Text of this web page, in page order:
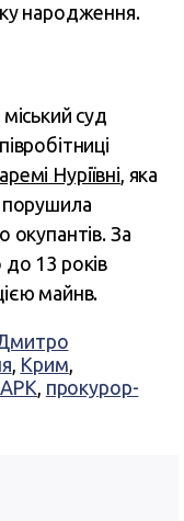
народження.
суд
Нуріївні, яка
порушила
окупантів. За
13 років
майнв.
, Крим,
АРК, прокурор-